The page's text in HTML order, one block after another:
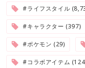
#ライフスタイル
#キャラクター (397)
#ポケモン (29)
#コラボアイテム